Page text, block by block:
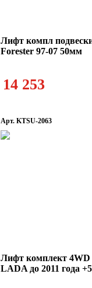
Лифт компл
Forester 97-07 50мм
14 253
Арт. KTSU-2063
Лифт комплект
LADA до 2011 года